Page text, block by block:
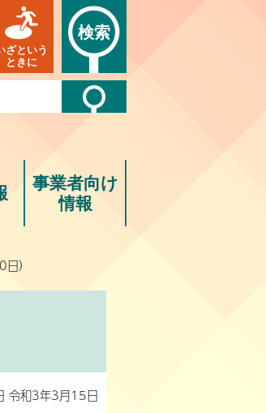
ざという
ときに
検索
事業者向け
情報
）
令和3年3月15日